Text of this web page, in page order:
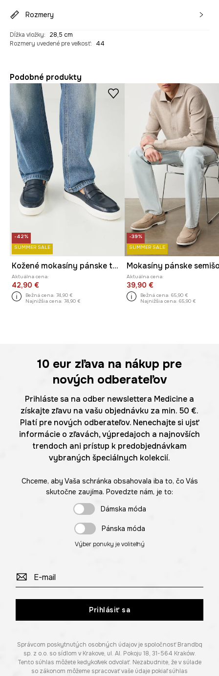
Rozmery
Dĺžka vložky:
28,5 cm
Rozmery uvedené pre veľkosť: 44
Podobné produkty
-42%
SUMMER SALE
Kožené mokasíny pánske tmavomodrá farba
Aktuálna cena:
42,90 €
Bežná cena: 74,90 €
Najnižšia cena: 74,90 €
-39%
SUMMER SALE
Mokasíny pánske
Aktuálna cena:
39,90 €
Bežná cena: 65,90 €
Najnižšia cena: 65,90 €
10 eur zľava na nákup pre
nových odberateľov
Prihláste sa na odber newslettera Medicine a
získajte zľavu na vašu objednávku za min. 50 €.
Platí pre nových odberateľov. Nenechajte si ujsť
informácie o zľavách, výpredajoch a najnovších
trendoch ani prístup k predobjednávkam
vybraných špeciálnych kolekcií.
Chceme, aby Vaša schránka obsahovala iba to, čo Vás
skutočne zaujíma. Povedzte nám, je to:
Dámska móda
Pánska móda
Výber ponuky je voliteľný
Prihlásiť sa
Správcom poskytnutých osobných údajov je spoločnosť Brandbq
sp. z o.o. so sídlom v Krakove, ul. Al. Pokoju 18, 31-564 Kraków.
Tento súhlas môžete kedykoľvek odvolať. Nezabudnite, že v súlade
so zákonom môžeme spracovať vaše údaje pokiaľ súhlas